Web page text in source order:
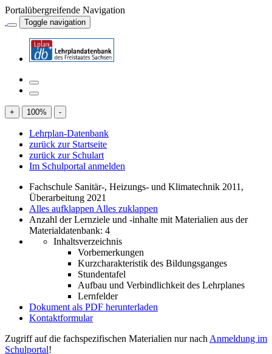
Portalübergreifende Navigation
Toggle navigation
+ 100% -
Lehrplan-Datenbank
zurück zur Startseite
zurück zur Schulart
Im Schulportal anmelden
Fachschule Sanitär-, Heizungs- und Klimatechnik 2011,
Überarbeitung 2021
Alles aufklappen Alles zuklappen
Anzahl der Lernziele und -inhalte mit Materialien aus der
Materialdatenbank: 4
Inhaltsverzeichnis
Vorbemerkungen
Kurzcharakteristik des Bildungsganges
Stundentafel
Aufbau und Verbindlichkeit des Lehrplanes
Lernfelder
Dokument als PDF herunterladen
Kontaktformular
Zugriff auf die fachspezifischen Materialien nur nach Anmeldung im
Schulportal!